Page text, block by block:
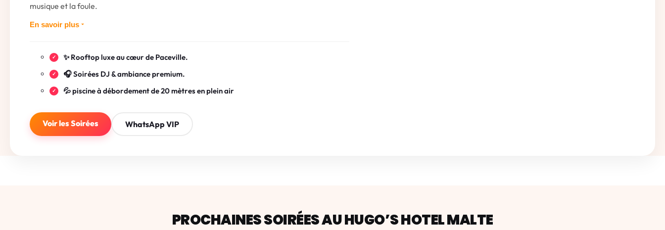
musique et la foule.
En savoir plus
✨ Rooftop luxe au cœur de Paceville.
🎧 Soirées DJ & ambiance premium.
💦 piscine à débordement de 20 mètres en plein air
Voir les Soirées WhatsApp VIP
PROCHAINES SOIRÉES AU HUGO’S HOTEL MALTE